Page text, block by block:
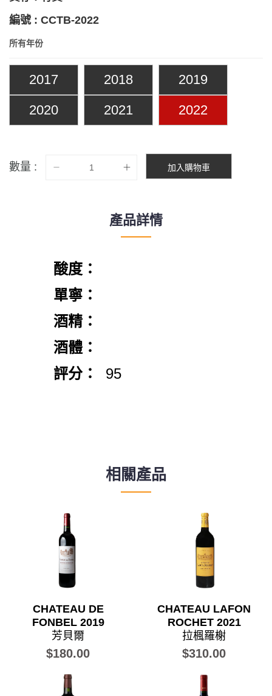
編號 : CCTB-2022
所有年份
2017 2018
2019
2020
2021 2022
數量 : 加入購物車
產品詳情
酸度：
單寧：
酒精：
酒體：
評分：
95
相關產品
CHATEAU DE
FONBEL 2019
芳貝爾
$180.00
CHATEAU LAFON
ROCHET 2021
拉楓羅榭
$310.00